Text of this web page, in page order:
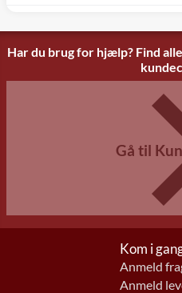
Har du brug for hjælp? Find
Gå til
Kom i
Anmeld
Anmeld